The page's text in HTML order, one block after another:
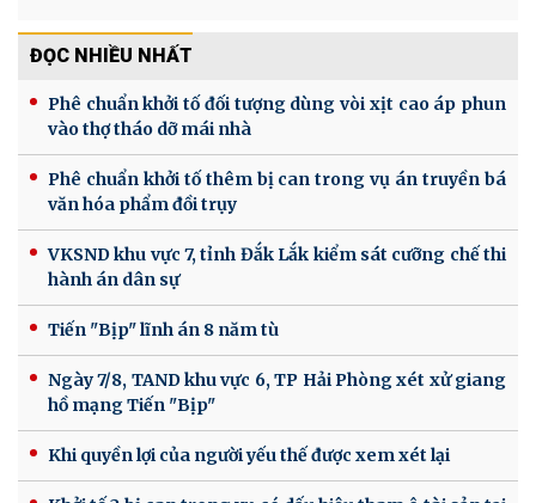
ĐỌC NHIỀU NHẤT
Phê chuẩn khởi tố đối tượng dùng vòi xịt cao áp phun
vào thợ tháo dỡ mái nhà
Phê chuẩn khởi tố thêm bị can trong vụ án truyền bá
văn hóa phẩm đồi trụy
VKSND khu vực 7, tỉnh Đắk Lắk kiểm sát cưỡng chế thi
hành án dân sự
Tiến "Bịp" lĩnh án 8 năm tù
Ngày 7/8, TAND khu vực 6, TP Hải Phòng xét xử giang
hồ mạng Tiến "Bịp"
Khi quyền lợi của người yếu thế được xem xét lại